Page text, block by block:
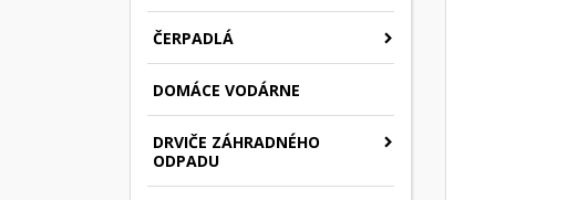
ČERPADLÁ
DOMÁCE VODÁRNE
DRVIČE ZÁHRADNÉHO
ODPADU